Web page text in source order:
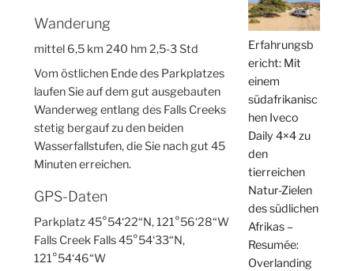
Wanderung
mittel 6,5 km 240 hm 2,5-3 Std
Vom östlichen Ende des Parkplatzes
laufen Sie auf dem gut ausgebauten
Wanderweg entlang des Falls Creeks
stetig bergauf zu den beiden
Wasserfallstufen, die Sie nach gut 45
Minuten erreichen.
GPS-Daten
Parkplatz 45°54‘22“N, 121°56‘28“W
Falls Creek Falls 45°54‘33“N,
121°54‘46“W
Erfahrungsb
ericht: Mit
einem
südafrikanisc
hen Iveco
Daily 4×4 zu
den
tierreichen
Natur-Zielen
des südlichen
Afrikas –
Resumée:
Overlanding